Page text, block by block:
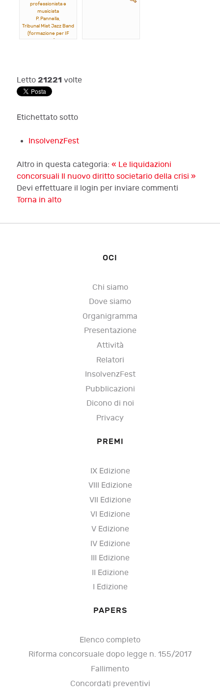
professionista e
musicista
P. Pannella,
Tribunal Mist Jazz Band
(formazione per IF
Letto 21221 volte
Etichettato sotto
InsolvenzFest
Altro in questa categoria: « Le liquidazioni
concorsuali Il nuovo diritto societario della crisi »
Devi effettuare il login per inviare commenti
Torna in alto
OCI
Chi siamo
Dove siamo
Organigramma
Presentazione
Attività
Relatori
InsolvenzFest
Pubblicazioni
Dicono di noi
Privacy
PREMI
IX Edizione
VIII Edizione
VII Edizione
VI Edizione
V Edizione
IV Edizione
III Edizione
II Edizione
I Edizione
PAPERS
Elenco completo
Riforma concorsuale dopo legge n. 155/2017
Fallimento
Concordati preventivi